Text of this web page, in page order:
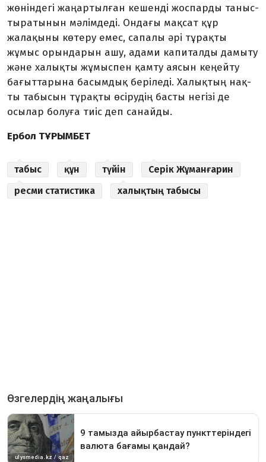
жөніндегі жаңартылған кешенді жоспарды таныс­
тыратынын мәлімдеді. Он­дағы мақсат құр
жалақыны көтеру емес, сапалы әрі тұрақты
жұмыс орындарын ашу, адами капиталды дамыту
және халықты жұмыспен қамту аясын кеңейту
бағыттарына басымдық беріледі. Халықтың нақ­
ты табысын тұрақты өсірудің басты негізі де
осылар болуға тиіс деп санайды.
Ербол ТҰРЫМБЕТ
табыс құн түйін
Серік Жұманғарин
ресми статистика
халықтың табысы